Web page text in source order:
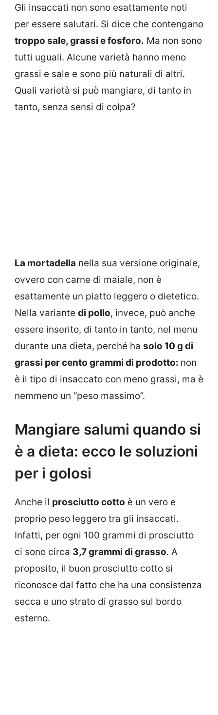
Gli insaccati non sono esattamente noti
per essere salutari. Si dice che contengano
troppo sale, grassi e fosforo. Ma non sono
tutti uguali. Alcune varietà hanno meno
grassi e sale e sono più naturali di altri.
Quali varietà si può mangiare, di tanto in
tanto, senza sensi di colpa?
La mortadella nella sua versione originale,
ovvero con carne di maiale, non è
esattamente un piatto leggero o dietetico.
Nella variante di pollo, invece, può anche
essere inserito, di tanto in tanto, nel menu
durante una dieta, perché ha solo 10 g di
grassi per cento grammi di prodotto: non
è il tipo di insaccato con meno grassi, ma è
nemmeno un “peso massimo”.
Mangiare salumi quando si
è a dieta: ecco le soluzioni
per i golosi
Anche il prosciutto cotto è un vero e
proprio peso leggero tra gli insaccati.
Infatti, per ogni 100 grammi di prosciutto
ci sono circa 3,7 grammi di grasso. A
proposito, il buon prosciutto cotto si
riconosce dal fatto che ha una consistenza
secca e uno strato di grasso sul bordo
esterno.